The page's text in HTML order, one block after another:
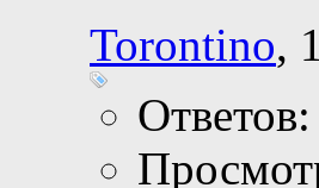
Torontino,